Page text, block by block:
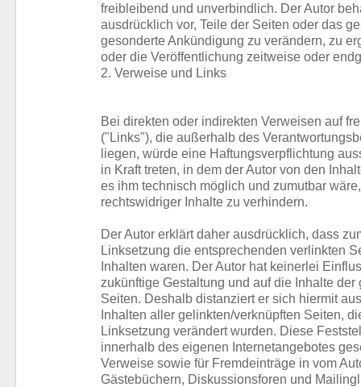
freibleibend und unverbindlich. Der Autor
ausdrücklich vor, Teile der Seiten oder das
gesonderte Ankündigung zu verändern, zu
oder die Veröffentlichung zeitweise oder
2. Verweise und Links
Bei direkten oder indirekten Verweisen auf
("Links"), die außerhalb des
liegen, würde eine Haftungsverpflichtung
in Kraft treten, in dem der Autor von den
es ihm technisch möglich und zumutbar
rechtswidriger Inhalte zu verhindern.
Der Autor erklärt daher ausdrücklich, dass
Linksetzung die entsprechenden verlinkten
Inhalten waren. Der Autor hat keinerlei
zukünftige Gestaltung und auf die Inhalte
Seiten. Deshalb distanziert er sich hiermit
Inhalten aller gelinkten/verknüpften Seiten,
Linksetzung verändert wurden. Diese
innerhalb des eigenen Internetangebotes
Verweise sowie für Fremdeinträge in vom
Gästebüchern, Diskussionsforen und